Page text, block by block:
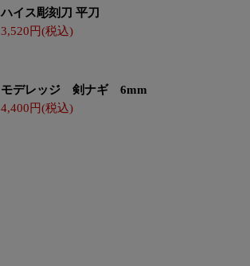
ハイス彫刻刀 平刀
3,520
モデレッジ 剣ナギ 6mm
4,400